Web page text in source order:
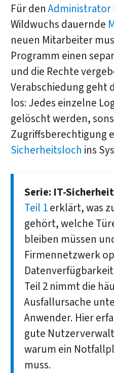
Für denAdministrator
Wildwuchs dauernde
neuen Mitarbeiter
Programm einen
und die Rechte
Verabschiedung geht
los: Jedes einzelne
gelöscht werden,
Zugriffsberechtigung
Sicherheitsloch ins
Serie: IT-
Teil 1erklärt, was
gehört, welche
bleiben müssen
Firmennetzwerk
Teil 2 nimmt die
Ausfallursache
Anwender. Hier
gute
warum ein
muss.